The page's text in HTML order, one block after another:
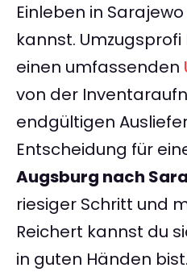
Einleben in
kannst.
einen umfassenden
von der
endgültigen
Entscheidung für
Augsburg nach
riesiger Schritt und
Reichert kannst du
in guten Händen bist.